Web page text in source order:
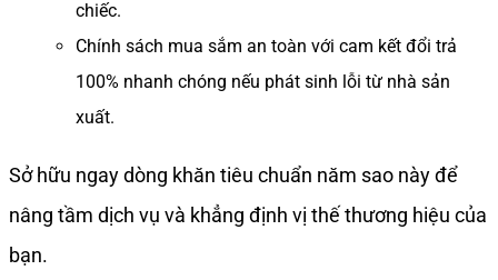
chiếc.
Chính sách mua sắm an toàn với cam kết đổi trả
100% nhanh chóng nếu phát sinh lỗi từ nhà sản
xuất.
Sở hữu ngay dòng khăn tiêu chuẩn năm sao này để
nâng tầm dịch vụ và khẳng định vị thế thương hiệu của
bạn.